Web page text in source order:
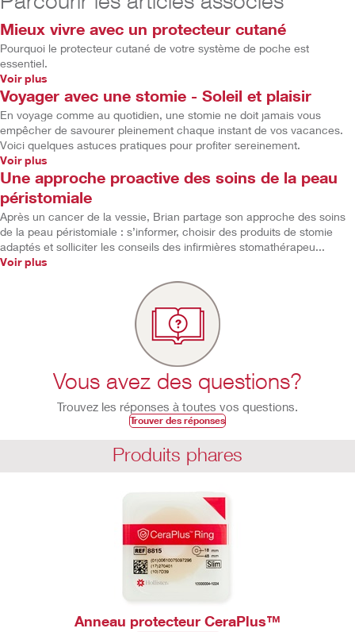
Mieux vivre avec un protecteur cutané
Pourquoi le protecteur cutané de votre système de poche est
essentiel.
Voir plus
Voyager avec une stomie - Soleil et plaisir
En voyage comme au quotidien, une stomie ne doit jamais vous
empêcher de savourer pleinement chaque instant de vos vacances.
Voici quelques astuces pratiques pour profiter sereinement.
Voir plus
Une approche proactive des soins de la peau
péristomiale
Après un cancer de la vessie, Brian partage son approche des soins
de la peau péristomiale : s’informer, choisir des produits de stomie
adaptés et solliciter les conseils des infirmières stomathérapeu...
Voir plus
Vous avez des questions?
Trouvez les réponses à toutes vos questions.
Trouver des réponses
Produits phares
Anneau protecteur CeraPlus™